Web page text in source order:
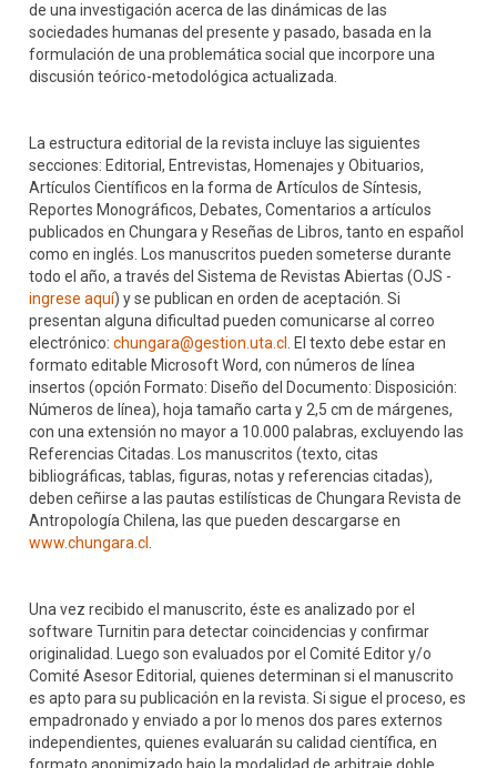
de una investigación acerca de las dinámicas de las
sociedades humanas del presente y pasado, basada en la
formulación de una problemática social que incorpore una
discusión teórico-metodológica actualizada.
La estructura editorial de la revista incluye las siguientes
secciones: Editorial, Entrevistas, Homenajes y Obituarios,
Artículos Científicos en la forma de Artículos de Síntesis,
Reportes Monográficos, Debates, Comentarios a artículos
publicados en Chungara y Reseñas de Libros, tanto en español
como en inglés. Los manuscritos pueden someterse durante
todo el año, a través del Sistema de Revistas Abiertas (OJS -
ingrese aquí) y se publican en orden de aceptación. Si
presentan alguna dificultad pueden comunicarse al correo
electrónico: chungara@gestion.uta.cl
. El texto debe estar en
formato editable Microsoft Word, con números de línea
insertos (opción Formato: Diseño del Documento: Disposición:
Números de línea), hoja tamaño carta y 2,5 cm de márgenes,
con una extensión no mayor a 10.000 palabras, excluyendo las
Referencias Citadas. Los manuscritos (texto, citas
bibliográficas, tablas, figuras, notas y referencias citadas),
deben ceñirse a las pautas estilísticas de Chungara Revista de
Antropología Chilena, las que pueden descargarse en
www.chungara.cl
Una vez recibido el manuscrito, éste es analizado por el
software Turnitin para detectar coincidencias y confirmar
originalidad. Luego son evaluados por el Comité Editor y/o
Comité Asesor Editorial, quienes determinan si el manuscrito
es apto para su publicación en la revista. Si sigue el proceso, es
empadronado y enviado a por lo menos dos pares externos
independientes, quienes evaluarán su calidad científica, en